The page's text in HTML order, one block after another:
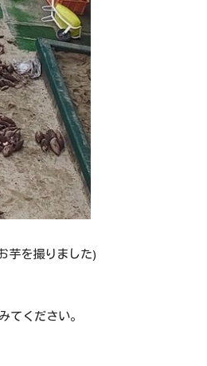
芋を撮りました)
てください。